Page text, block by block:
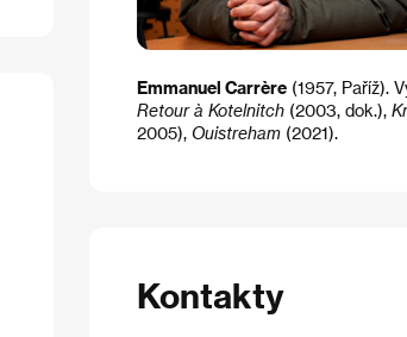
Emmanuel Carrère(1957, Paříž).
Retour à Kotelnitch(2003, dok.),
2005), Ouistreham(2021)​.​
Kontakty